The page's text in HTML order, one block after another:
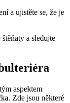
a ujistěte se, že je
a sledujte
aspektem
Zde jsou některé